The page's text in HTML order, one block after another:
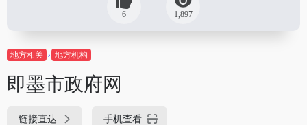
6 1,897
地方相关 地方机构
即墨市政府网
链接直达 手机查看